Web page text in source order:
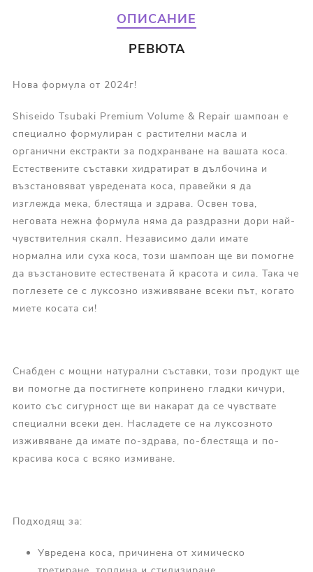
ОПИСАНИЕ
РЕВЮТА
Нова формула от 2024г!
Shiseido Tsubaki Premium Volume & Repair шампоан е
специално формулиран с растителни масла и
органични екстракти за подхранване на вашата коса.
Естествените съставки хидратират в дълбочина и
възстановяват увредената коса, правейки я да
изглежда мека, блестяща и здрава. Освен това,
неговата нежна формула няма да раздразни дори най-
чувствителния скалп. Независимо дали имате
нормална или суха коса, този шампоан ще ви помогне
да възстановите естествената й красота и сила. Така че
поглезете се с луксозно изживяване всеки път, когато
миете косата си!
Снабден с мощни натурални съставки, този продукт ще
ви помогне да постигнете копринено гладки кичури,
които със сигурност ще ви накарат да се чувствате
специални всеки ден. Насладете се на луксозното
изживяване да имате по-здрава, по-блестяща и по-
красива коса с всяко измиване.
Подходящ за:
Увредена коса, причинена от химическо